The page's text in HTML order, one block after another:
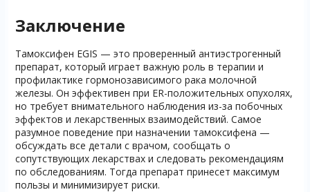
Заключение
Тамоксифен EGIS — это проверенный антиэстрогенный
препарат, который играет важную роль в терапии и
профилактике гормонозависимого рака молочной
железы. Он эффективен при ER-положительных опухолях,
но требует внимательного наблюдения из-за побочных
эффектов и лекарственных взаимодействий. Самое
разумное поведение при назначении тамоксифена —
обсуждать все детали с врачом, сообщать о
сопутствующих лекарствах и следовать рекомендациям
по обследованиям. Тогда препарат принесет максимум
пользы и минимизирует риски.